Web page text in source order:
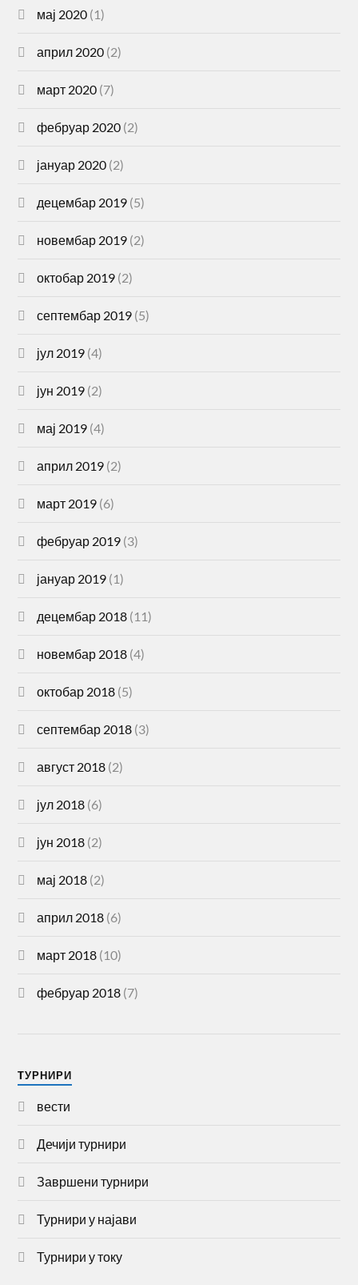
мај 2020 (1)
април 2020 (2)
март 2020 (7)
фебруар 2020 (2)
јануар 2020 (2)
децембар 2019 (5)
новембар 2019 (2)
октобар 2019 (2)
септембар 2019 (5)
јул 2019 (4)
јун 2019 (2)
мај 2019 (4)
април 2019 (2)
март 2019 (6)
фебруар 2019 (3)
јануар 2019 (1)
децембар 2018 (11)
новембар 2018 (4)
октобар 2018 (5)
септембар 2018 (3)
август 2018 (2)
јул 2018 (6)
јун 2018 (2)
мај 2018 (2)
април 2018 (6)
март 2018 (10)
фебруар 2018 (7)
TУРНИРИ
вести
Дечији турнири
Завршени турнири
Турнири у најави
Турнири у току